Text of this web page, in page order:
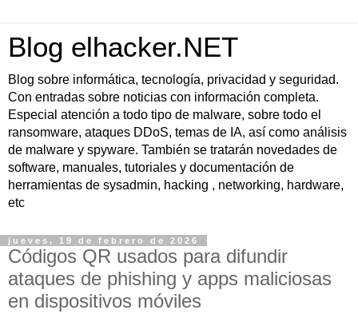
Blog elhacker.NET
Blog sobre informática, tecnología, privacidad y seguridad.
Con entradas sobre noticias con información completa.
Especial atención a todo tipo de malware, sobre todo el
ransomware, ataques DDoS, temas de IA, así como análisis
de malware y spyware. También se tratarán novedades de
software, manuales, tutoriales y documentación de
herramientas de sysadmin, hacking , networking, hardware,
etc
jueves, 19 de febrero de 2026
Códigos QR usados para difundir
ataques de phishing y apps maliciosas
en dispositivos móviles